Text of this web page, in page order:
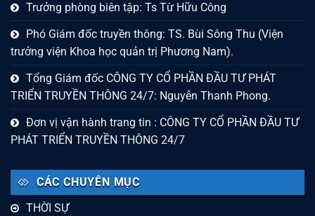
Trưởng phòng biên tập: Ts Từ Hữu Công
Phó Giám đốc truyền thông: TS. Bùi Sông Thu (Viện
trưởng viện Khoa học quản trị Phương Nam).
Tổng Giám đốc CÔNG TY CỔ PHẦN ĐẦU TƯ PHÁT
TRIỂN TRUYỀN THÔNG 24/7: Nguyễn Thanh Phong.
Đơn vị vận hành trang tin : CÔNG TY CỔ PHẦN ĐẦU TƯ
PHÁT TRIỂN TRUYỀN THÔNG 24/7
CÁC CHUYÊN MỤC
THỜI SỰ